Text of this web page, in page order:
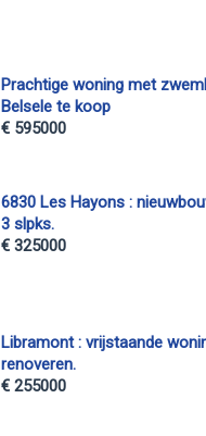
Prachtige woning met
Belsele te koop
€ 595000
6830 Les Hayons :
3 slpks.
€ 325000
Libramont : vrijstaande
renoveren.
€ 255000